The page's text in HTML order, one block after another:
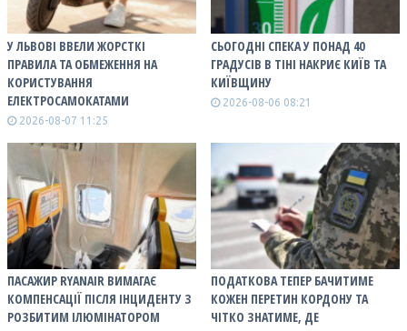
У ЛЬВОВІ ВВЕЛИ ЖОРСТКІ
ПРАВИЛА ТА ОБМЕЖЕННЯ НА
КОРИСТУВАННЯ
ЕЛЕКТРОСАМОКАТАМИ
2026-08-07 11:25
СЬОГОДНІ СПЕКА У ПОНАД 40
ГРАДУСІВ В ТІНІ НАКРИЄ КИЇВ ТА
КИЇВЩИНУ
2026-08-06 08:21
ПАСАЖИР RYANAIR ВИМАГАЄ
КОМПЕНСАЦІЇ ПІСЛЯ ІНЦИДЕНТУ З
РОЗБИТИМ ІЛЮМІНАТОРОМ
ПОДАТКОВА ТЕПЕР БАЧИТИМЕ
КОЖЕН ПЕРЕТИН КОРДОНУ ТА
ЧІТКО ЗНАТИМЕ, ДЕ